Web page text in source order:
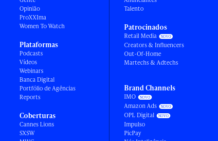
Opinião
ProXXIma
Women To Watch
Plataformas
Podcasts
Vídeos
Webinars
Banca Digital
Portfólio de Agências
Reports
Coberturas
Cannes Lions
SXSW
Talento
Patrocinados
Retail Media
Creators & Influencers
Out-Of-Home
Martechs & Adtechs
Brand Channels
IMO
Amazon Ads
OPL Digital
Impulso
PicPay